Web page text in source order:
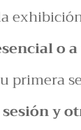
o
primera
y